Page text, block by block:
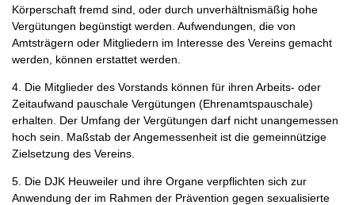
Körperschaft fremd sind, oder durch unverhältnismäßig hohe
Vergütungen begünstigt werden. Aufwendungen, die von
Amtsträgern oder Mitgliedern im Interesse des Vereins gemacht
werden, können erstattet werden.
4. Die Mitglieder des Vorstands können für ihren Arbeits- oder
Zeitaufwand pauschale Vergütungen (Ehrenamtspauschale)
erhalten. Der Umfang der Vergütungen darf nicht unangemessen
hoch sein. Maßstab der Angemessenheit ist die gemeinnützige
Zielsetzung des Vereins.
5. Die DJK Heuweiler und ihre Organe verpflichten sich zur
Anwendung der im Rahmen der Prävention gegen sexualisierte